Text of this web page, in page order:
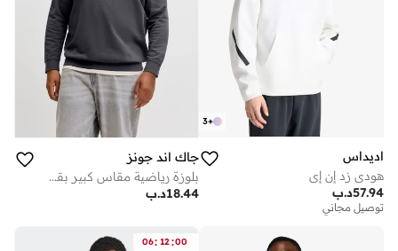
+
3
اديداس
هودي زد إن إي
د.ب57.94
توصيل مجاني
جاك اند جونز
بلوزة رياضية مقاس كبير بقصة عادية ورسومات
د.ب18.44
06: 12 :00